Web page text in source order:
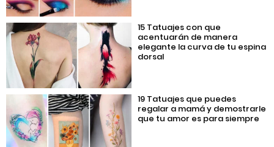
15 Tatuajes con que
acentuarán de manera
elegante la curva de tu espina
dorsal
19 Tatuajes que puedes
regalar a mamá y demostrarle
que tu amor es para siempre